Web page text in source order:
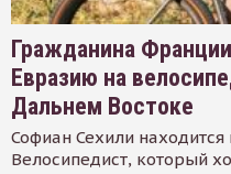
Гражданина
Евразию на
Дальнем Востоке
Софиан Сехили
Велосипедист, который